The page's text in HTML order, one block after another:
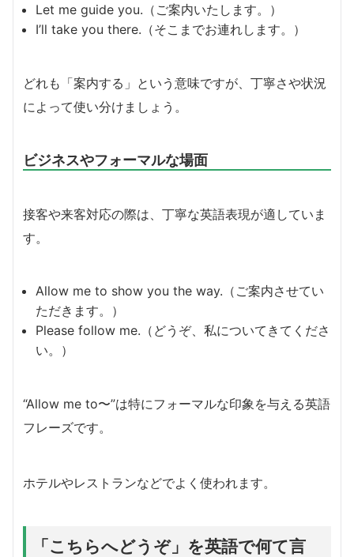
Let me guide you.（ご案内いたします。）
I’ll take you there.（そこまでお連れします。）
どれも「案内する」という意味ですが、丁寧さや状況
によって使い分けましょう。
ビジネスやフォーマルな場面
接客や来客対応の際は、丁寧な英語表現が適していま
す。
Allow me to show you the way.（ご案内させてい
ただきます。）
Please follow me.（どうぞ、私についてきてくださ
い。）
“Allow me to〜”は特にフォーマルな印象を与える英語
フレーズです。
ホテルやレストランなどでよく使われます。
「こちらへどうぞ」を英語で何て言